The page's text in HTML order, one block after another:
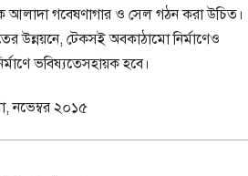
আলাদা গবেষণাগার ও সেল গঠন করা উচিত।
উন্নয়নে, টেকসই অবকাঠামো নির্মাণেও
ভবিষ্যতেসহায়ক হবে।
নভেম্বর ২০১৫